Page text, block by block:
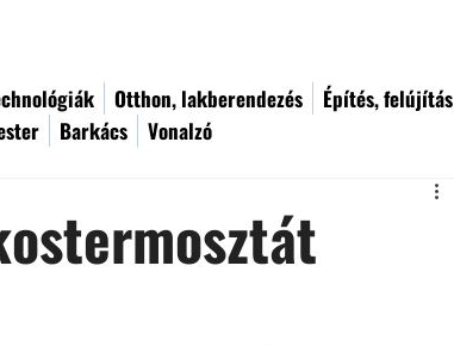
Otthon, lakberendezés Építés, felújítás
Barkács Vonalzó